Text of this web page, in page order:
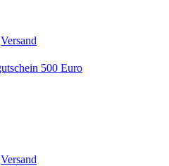
Versand
Versand